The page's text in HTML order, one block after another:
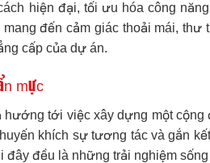
hiện đại, tối ưu hóa công
đến cảm giác thoải mái,
cấp của dự án.
mực
hướng tới việc xây dựng một cộng
khích sự tương tác và gắn
đều là những trải nghiệm